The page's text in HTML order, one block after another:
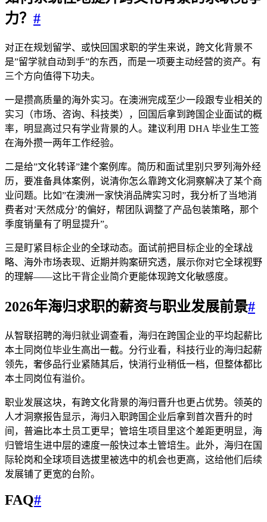
力？ #
对正在规划留学、或快回国求职的学生来说，跨文化背景不
是”留学就自动到手”的东西，而是一项要主动经营的资产。有
三个方向值得下功夫。
一是攒高质量的海外实习。在澳洲完成至少一段跟专业相关的
实习（市场、咨询、科技类），回国后拿到跨国企业面试的概
率，明显高过只有学业背景的人。建议利用 DHA 毕业生工签
在海外攒一两年工作经验。
二是给”文化转译”建个案例库。简历和面试里别只罗列海外经
历，要准备具体案例，说清你怎么靠跨文化洞察解决了某个商
业问题。比如”在澳洲一家快消品牌实习时，我分析了当地消
费者对’天然成分’的偏好，帮团队调整了产品包装策略，那个
季度销量有了明显提升”。
三是盯紧目标企业的全球动态。面试前把目标企业的全球战
略、海外市场表现、近期并购案研究透，展示你对它全球视野
的理解——这比干背企业简介更能体现跨文化敏感度。
2026年海归求职的薪资与职业发展前景#
从智联招聘的海归就业调查看，海归在跨国企业的平均起薪比
本土同岗位毕业生高出一截。分行业看，科技行业的海归起薪
领先，奢侈品行业紧随其后，快消行业稍低一档，但整体都比
本土同岗位有溢价。
职业发展这块，有跨文化背景的海归晋升也更占优势。领英的
人才洞察报告显示，海归入职跨国企业后拿到首次晋升的时
间，普遍比本土员工更早；管培生项目里这个差距更明显，海
归管培生进中层的速度一般快过本土管培生。此外，海归在国
际轮岗和全球项目选拔里被选中的机会也更高，这给他们后续
发展铺了更宽的台阶。
FAQ#